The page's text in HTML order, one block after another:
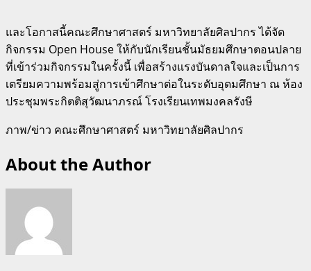
และโอกาสนี้คณะศึกษาศาสตร์ มหาวิทยาลัยศิลปากร ได้จัด
กิจกรรม Open House ให้กับนักเรียนชั้นมัธยมศึกษาตอนปลาย
ที่เข้าร่วมกิจกรรมในครั้งนี้ เพื่อสร้างแรงบันดาลใจและเป็นการ
เตรียมความพร้อมสู่การเข้าศึกษาต่อในระดับอุดมศึกษา ณ ห้อง
ประชุมพระกิตติสุวัฒนาภรณ์ โรงเรียนเทพมงคลรังษี
ภาพ/ข่าว คณะศึกษาศาสตร์ มหาวิทยาลัยศิลปากร
About the Author